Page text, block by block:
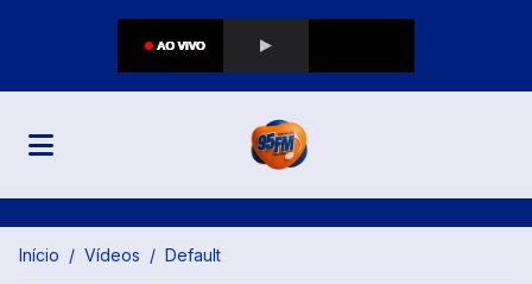
Início Vídeos Default